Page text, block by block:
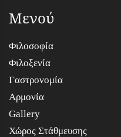
Μενού
Φιλοσοφία
Φιλοξενία
Γαστρονομία
Αρμονία
Gallery
Χώρος Στάθμευσης